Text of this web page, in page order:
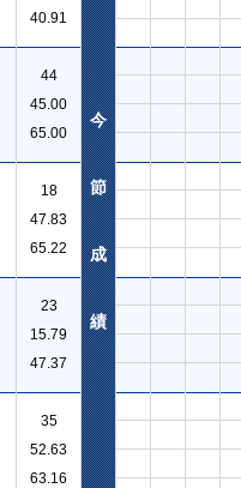
40.91
44
45.00
65.00
18
47.83
65.22
23
15.79
47.37
35
52.63
63.16
今
節
成
績